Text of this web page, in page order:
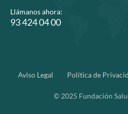
Llámanos ahora:
93 424 04 00
Aviso Legal Política de
© 2025 Fundación